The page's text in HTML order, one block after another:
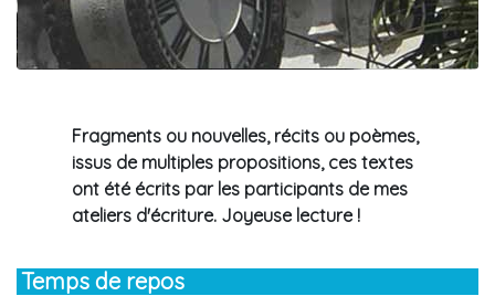
Fragments ou nouvelles, récits ou poèmes,
issus de multiples propositions, ces textes
ont été écrits par les participants de mes
ateliers d'écriture. Joyeuse lecture !
Temps de repos